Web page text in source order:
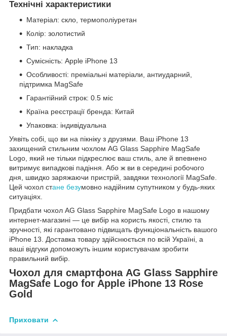
Технічні характеристики
Матеріал: скло, термополіуретан
Колір: золотистий
Тип: накладка
Сумісність: Apple iPhone 13
Особливості: преміальні матеріали, антиударний,
підтримка MagSafe
Гарантійний строк: 0.5 міс
Країна реєстрації бренда: Китай
Упаковка: індивідуальна
Уявіть собі, що ви на пікніку з друзями. Ваш iPhone 13
захищений стильним чохлом AG Glass Sapphire MagSafe
Logo, який не тільки підкреслює ваш стиль, але й впевнено
витримує випадкові падіння. Або ж ви в середині робочого
дня, швидко заряжаючи пристрій, завдяки технології MagSafe.
Цей чохол стане безумовно надійним супутником у будь-яких
ситуаціях.
Придбати чохол AG Glass Sapphire MagSafe Logo в нашому
интернет-магазині — це вибір на користь якості, стилю та
зручності, які гарантовано підвищать функціональність вашого
iPhone 13. Доставка товару здійснюється по всій Україні, а
ваші відгуки допоможуть іншим користувачам зробити
правильний вибір.
Чохол для смартфона AG Glass Sapphire
MagSafe Logo for Apple iPhone 13 Rose
Gold
Приховати